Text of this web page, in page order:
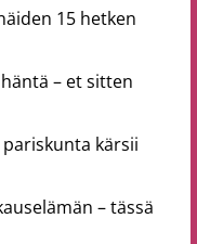
15 hetken
– et sitten
kärsii
– tässä